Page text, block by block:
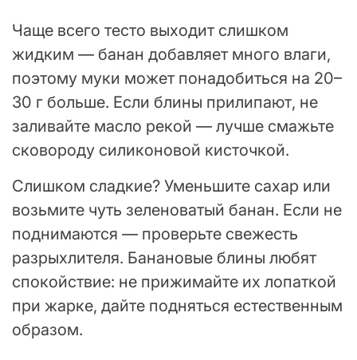
Чаще всего тесто выходит слишком
жидким — банан добавляет много влаги,
поэтому муки может понадобиться на 20–
30 г больше. Если блины прилипают, не
заливайте масло рекой — лучше смажьте
сковороду силиконовой кисточкой.
Слишком сладкие? Уменьшите сахар или
возьмите чуть зеленоватый банан. Если не
поднимаются — проверьте свежесть
разрыхлителя. Банановые блины любят
спокойствие: не прижимайте их лопаткой
при жарке, дайте подняться естественным
образом.